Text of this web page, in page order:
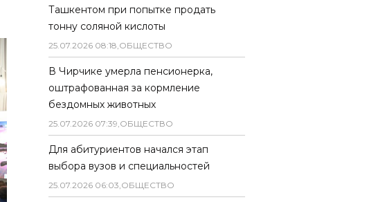
Ташкентом при попытке продать
тонну соляной кислоты
25.07.2026 08:18,ОБЩЕСТВО
В Чирчике умерла пенсионерка,
оштрафованная за кормление
бездомных животных
25.07.2026 07:39,ОБЩЕСТВО
Для абитуриентов начался этап
выбора вузов и специальностей
25.07.2026 06:03,ОБЩЕСТВО